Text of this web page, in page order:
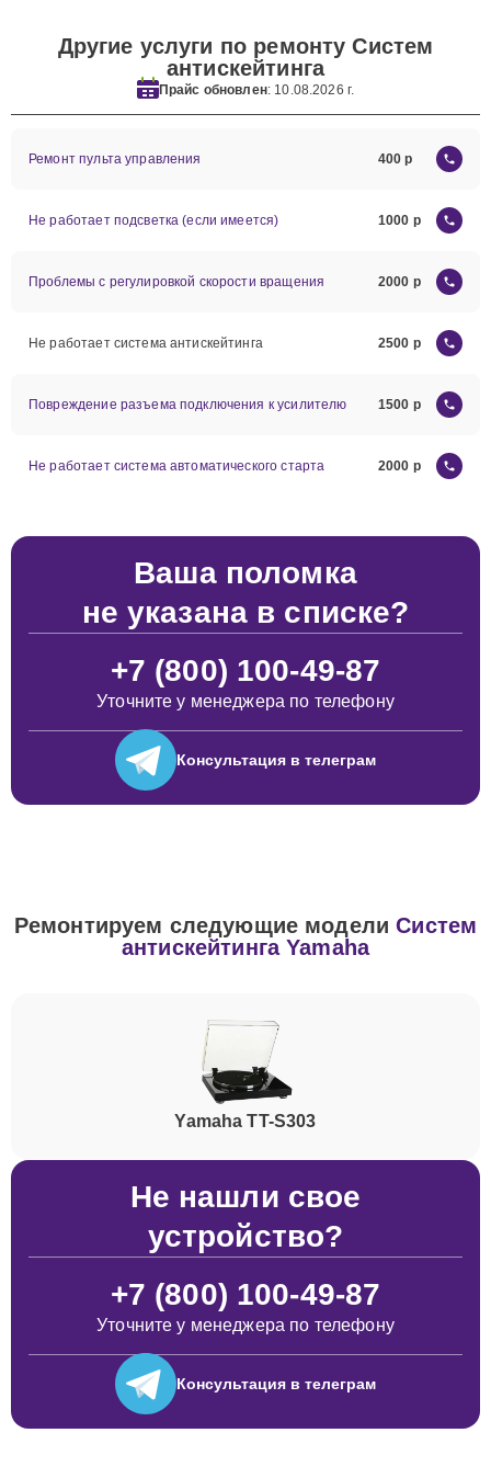
Другие услуги по ремонту Систем
антискейтинга
Прайс обновлен: 10.08.2026 г.
Ремонт пульта управления 400
Не работает подсветка (если имеется) 1000
Проблемы с регулировкой скорости вращения 2000
Не работает система антискейтинга 2500
Повреждение разъема подключения к усилителю 1500
Не работает система автоматического старта 2000
Ваша поломка
не указана в списке?
+7 (800) 100-49-87
Уточните у менеджера по телефону
Консультация в телеграм
Ремонтируем следующие моделиСистем
антискейтинга Yamaha
Yamaha TT-S303
Не нашли свое
устройство?
+7 (800) 100-49-87
Уточните у менеджера по телефону
Консультация в телеграм